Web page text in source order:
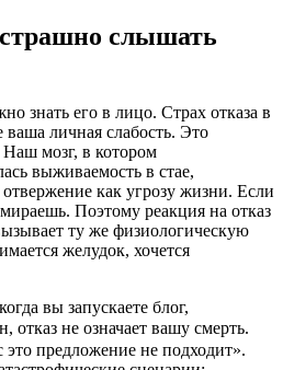
слышать
знать его в лицо. Страх отказа в
личная слабость. Это
мозг, в котором
выживаемость в стае,
как угрозу жизни. Если
Поэтому реакция на отказ
ту же физиологическую
желудок, хочется
вы запускаете блог,
отказ не означает вашу смерть.
предложение не подходит».